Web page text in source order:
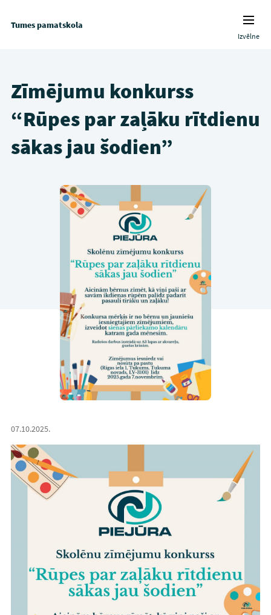
Tumes pamatskola
Izvēlne
Zīmējumu konkurss
“Rūpes par zaļāku rītdienu
sākas jau šodien”
07.10.2025.